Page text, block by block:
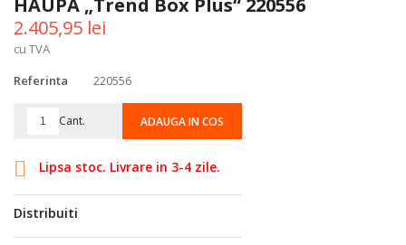
HAUPA „Trend Box Plus“ 220556
2.405,95 lei
cu TVA
Referinta
220556
Cant. ADAUGA IN COS
 Lipsa stoc. Livrare in 3-4 zile.
Distribuiti